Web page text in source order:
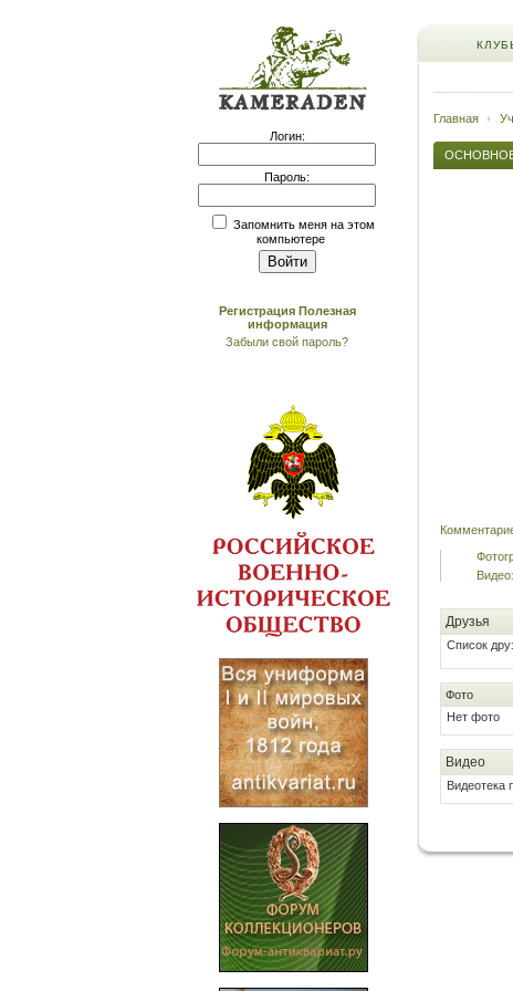
Логин:
Пароль:
Запомнить меня на этом
компьютере
Регистрация Полезная
информация
Забыли свой пароль?
Главная
Друзья
Список
Фото
Нет фото
Видео
Видеотека